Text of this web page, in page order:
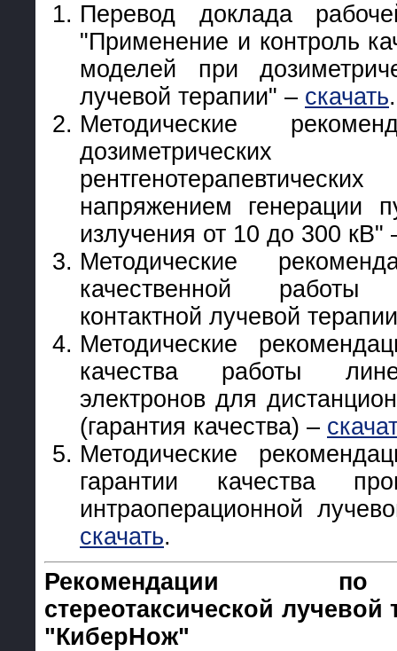
Перевод доклада
"Применение и контроль
моделей при
лучевой терапии" – скачать.
Методические
напряжением генерации
излучения от 10 до 300 кВ"
Методические
качественной
контактной лучевой
Методические
качества работы
электронов для
(гарантия качества) –
Методические
гарантии качества
интраоперационной
скачать.
Рекомендации
стереотаксической лучевой
"КиберНож"